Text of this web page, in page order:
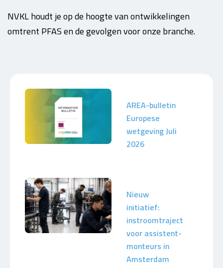
NVKL houdt je op de hoogte van ontwikkelingen
omtrent PFAS en de gevolgen voor onze branche.
AREA-bulletin
Europese
wetgeving Juli
2026
Nieuw
initiatief:
instroomtraject
voor assistent-
monteurs in
Amsterdam